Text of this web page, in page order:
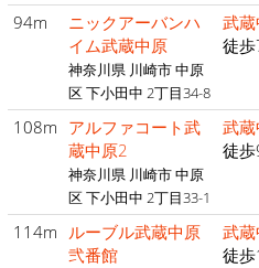
94m
ニックアーバンハ
イム武蔵中原
神奈川県 川崎市 中原
区 下小田中 2丁目34-8
武
徒
108m アルファコート武
蔵中原2
神奈川県 川崎市 中原
区 下小田中 2丁目33-1
武
徒
114m ルーブル武蔵中原
弐番館
武
徒